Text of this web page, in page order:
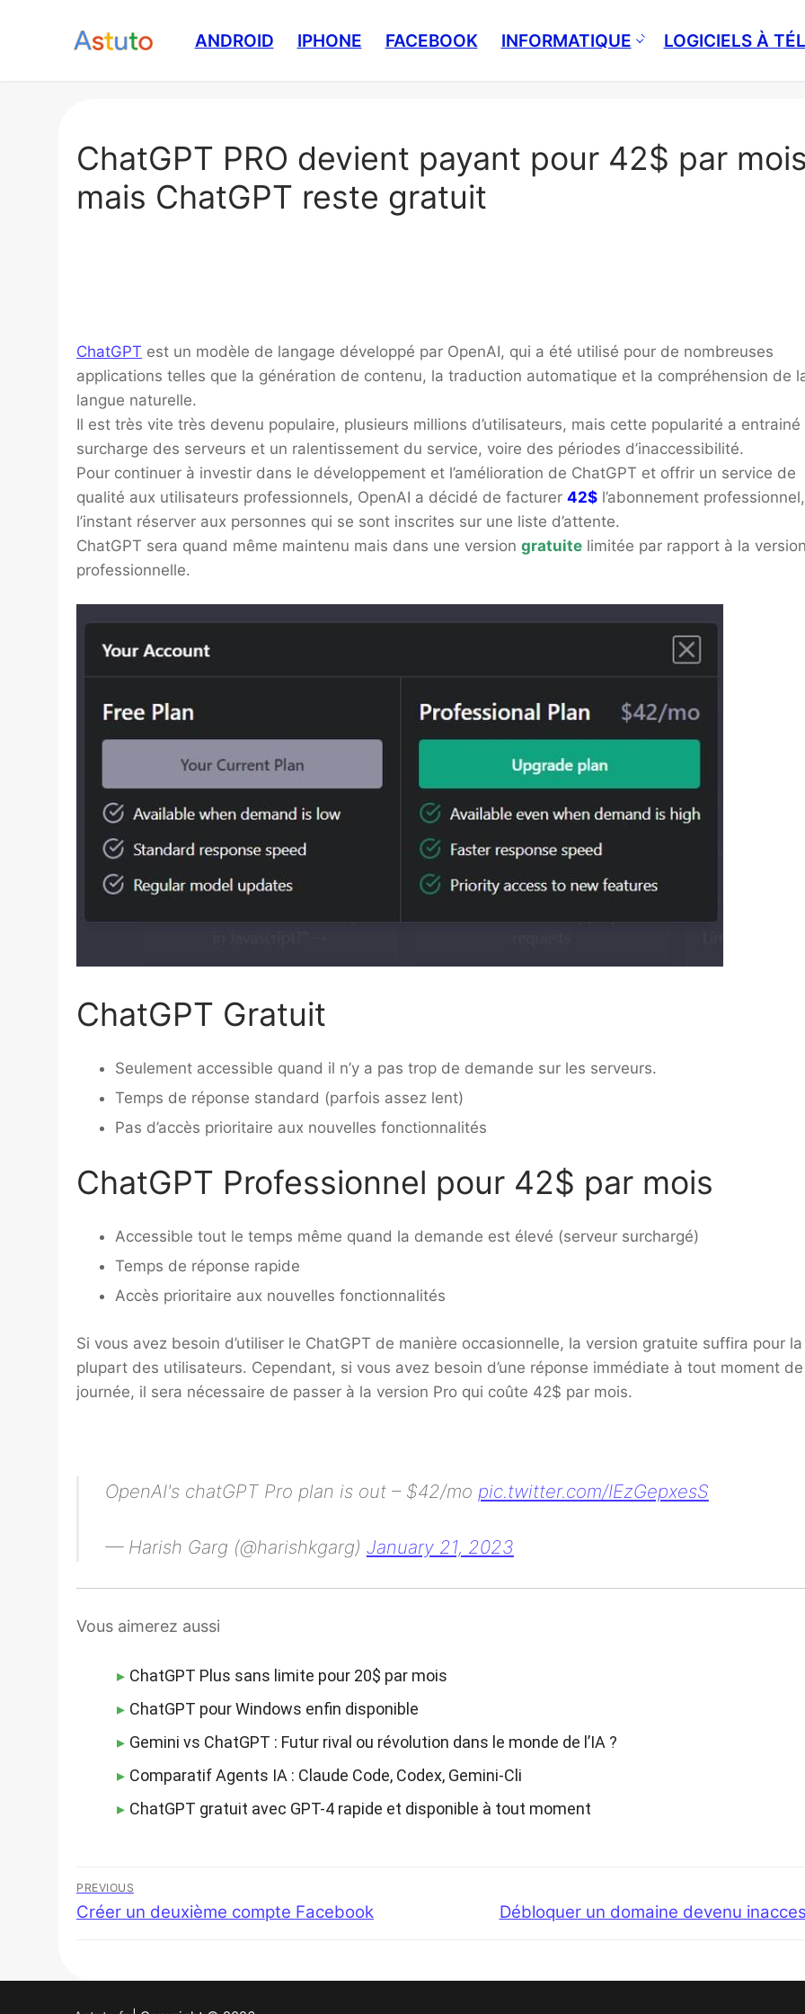
ANDROID IPHONE FACEBOOK INFORMATIQUE LOGICIELS À
ChatGPT PRO devient payant pour 42$ par
mais ChatGPT reste gratuit
ChatGPT est un modèle de langage développé par OpenAI, qui a été utilisé pour de nombreuses
applications telles que la génération de contenu, la traduction automatique et la compréhension de
langue naturelle.
Il est très vite très devenu populaire, plusieurs millions d’utilisateurs, mais cette popularité a entrainé
surcharge des serveurs et un ralentissement du service, voire des périodes d’inaccessibilité.
Pour continuer à investir dans le développement et l’amélioration de ChatGPT et offrir un service de
qualité aux utilisateurs professionnels, OpenAI a décidé de facturer 42$ l’abonnement
l’instant réserver aux personnes qui se sont inscrites sur une liste d’attente.
ChatGPT sera quand même maintenu mais dans une version gratuite limitée par rapport à la
professionnelle.
ChatGPT Gratuit
Seulement accessible quand il n’y a pas trop de demande sur les serveurs.
Temps de réponse standard (parfois assez lent)
Pas d’accès prioritaire aux nouvelles fonctionnalités
ChatGPT Professionnel pour 42$ par mois
Accessible tout le temps même quand la demande est élevé (serveur surchargé)
Temps de réponse rapide
Accès prioritaire aux nouvelles fonctionnalités
Si vous avez besoin d’utiliser le ChatGPT de manière occasionnelle, la version gratuite suffira pour la
plupart des utilisateurs. Cependant, si vous avez besoin d’une réponse immédiate à tout moment
journée, il sera nécessaire de passer à la version Pro qui coûte 42$ par mois.
OpenAI's chatGPT Pro plan is out – $42/mo pic.twitter.com/IEzGepxesS
— Harish Garg (@harishkgarg) January 21, 2023
Vous aimerez aussi
ChatGPT Plus sans limite pour 20$ par mois
ChatGPT pour Windows enfin disponible
Gemini vs ChatGPT : Futur rival ou révolution dans le monde de l’IA ?
Comparatif Agents IA : Claude Code, Codex, Gemini-Cli
ChatGPT gratuit avec GPT-4 rapide et disponible à tout moment
Navigation
de
PREVIOUS
Previous
Créer un deuxième compte Facebook
Next
Débloquer un domaine devenu